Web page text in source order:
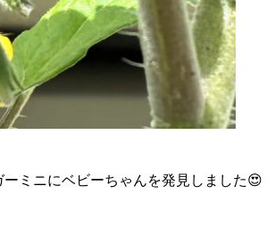
ミニにベビーちゃんを発見しました😍